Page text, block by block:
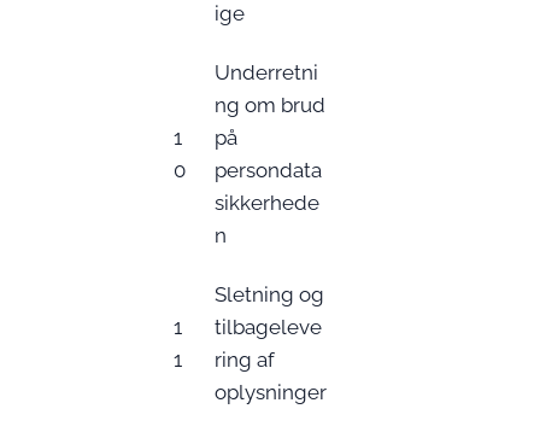
ige
1
0
Underretni
ng om brud
på
persondata
sikkerhede
n
1
1
Sletning og
tilbageleve
ring af
oplysninger